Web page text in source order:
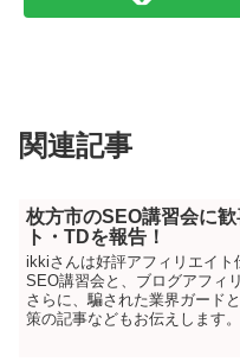
関連記事
枚方市のSEO講習会に
ト・TDを報告！
ikkiさんは好評アフィリエイ
SEO講習会と、ブログアフィ
さらに、騙された業界ガード
策の記事などもお伝えします。